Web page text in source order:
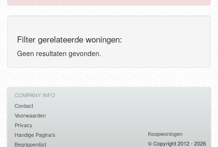
Filter gerelateerde woningen:
Geen resultaten gevonden.
COMPANY INFO
Contact
Voorwaarden
Privacy
Handige Pagina's
Begrippenlijst
Koopwoningen
© Copyright 2012 - 2026